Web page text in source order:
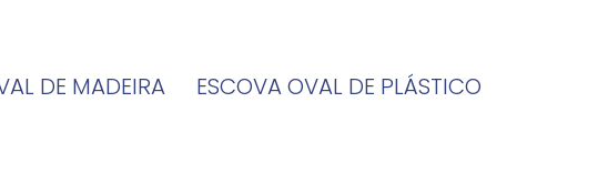
DE MADEIRA
ESCOVA OVAL DE PLÁSTICO